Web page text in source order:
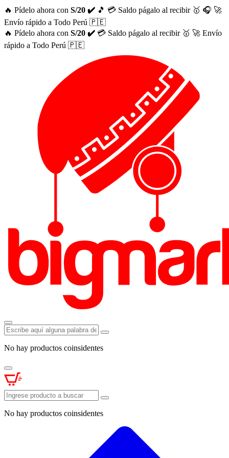
🔥 Pídelo ahora con S/20 ✔️ 🎵 💳 Saldo págalo al recibir 🥇 🎧 🚀
Envío rápido a Todo Perú 🇵🇪
🔥 Pídelo ahora con S/20 ✔️ 💳 Saldo págalo al recibir 🥇 🚀 Envío
rápido a Todo Perú 🇵🇪
No hay productos coinsidentes
No hay productos coinsidentes